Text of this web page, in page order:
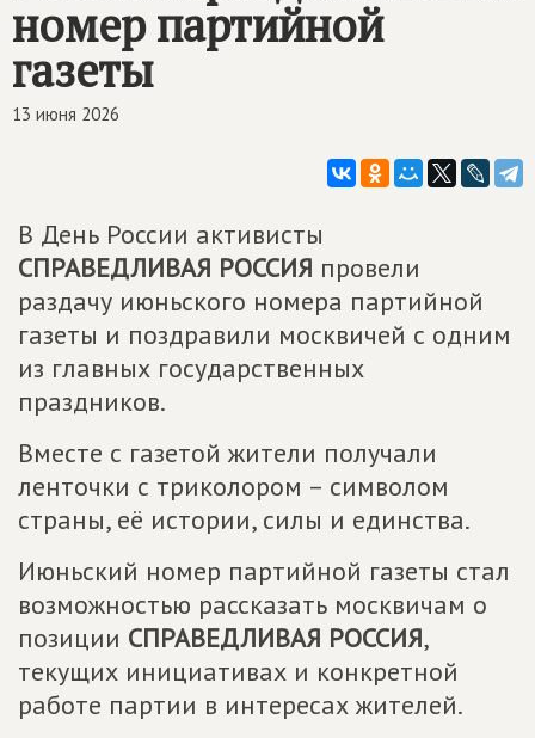
номер партийной
газеты
13 июня 2026
В День России активисты
СПРАВЕДЛИВАЯ РОССИЯ провели
раздачу июньского номера партийной
газеты и поздравили москвичей с одним
из главных государственных
праздников.
Вместе с газетой жители получали
ленточки с триколором – символом
страны, её истории, силы и единства.
Июньский номер партийной газеты стал
возможностью рассказать москвичам о
позиции СПРАВЕДЛИВАЯ РОССИЯ,
текущих инициативах и конкретной
работе партии в интересах жителей.